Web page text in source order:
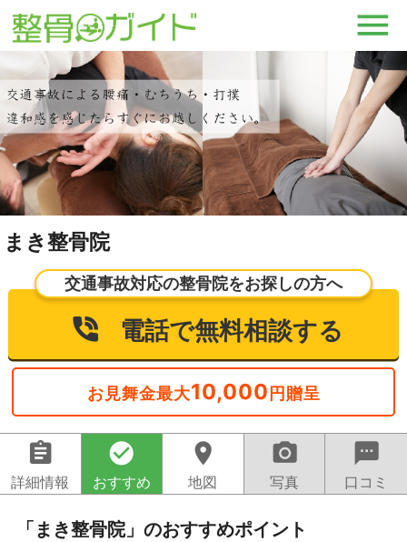
まき整骨院
交通事故対応の整骨院をお探しの方へ
電話で無料相談する
お見舞金最大10,000 円贈呈
assignment
詳細情報
check_circle
おすすめ
location_on
地図
camera_alt
写真
sms
口コミ
「まき整骨院」のおすすめポイント